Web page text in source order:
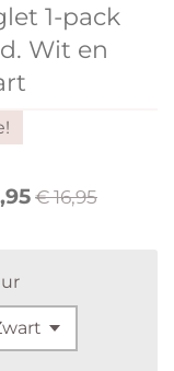
1-pack
Wit en
€ 16,95